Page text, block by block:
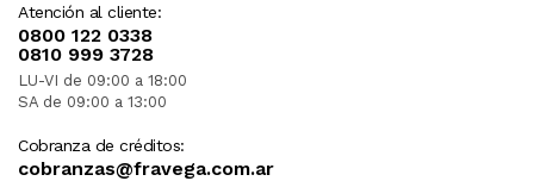
Atención al cliente:
0800 122 0338
0810 999 3728
LU-VI de 09:00 a 18:00
SA de 09:00 a 13:00
Cobranza de créditos:
cobranzas@fravega.com.ar